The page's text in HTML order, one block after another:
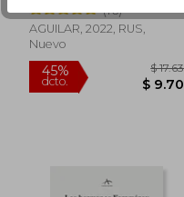
45% $
(16)
AGUILAR, 2022, RUS,
Nuevo